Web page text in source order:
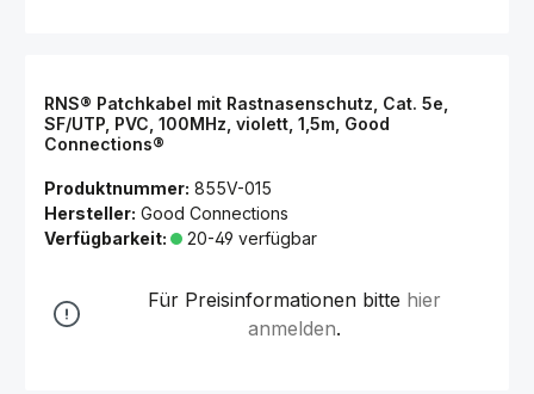
RNS® Patchkabel mit Rastnasenschutz, Cat. 5e,
SF/UTP, PVC, 100MHz, violett, 1,5m, Good
Connections®
Produktnummer: 855V-015
Hersteller: Good Connections
Verfügbarkeit:
20-49 verfügbar
Für Preisinformationen bitte hier
anmelden.